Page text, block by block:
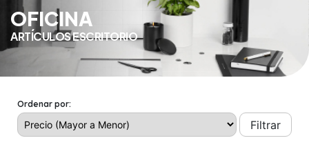
OFICINA
ARTÍCULOS ESCRITORIO
Ordenar por:
Filtrar